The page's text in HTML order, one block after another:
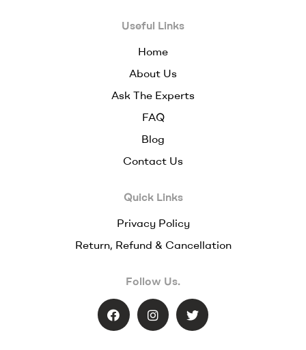
Useful Links
Home
About Us
Ask The Experts
FAQ
Blog
Contact Us
Quick Links
Privacy Policy
Return, Refund & Cancellation
Follow Us.